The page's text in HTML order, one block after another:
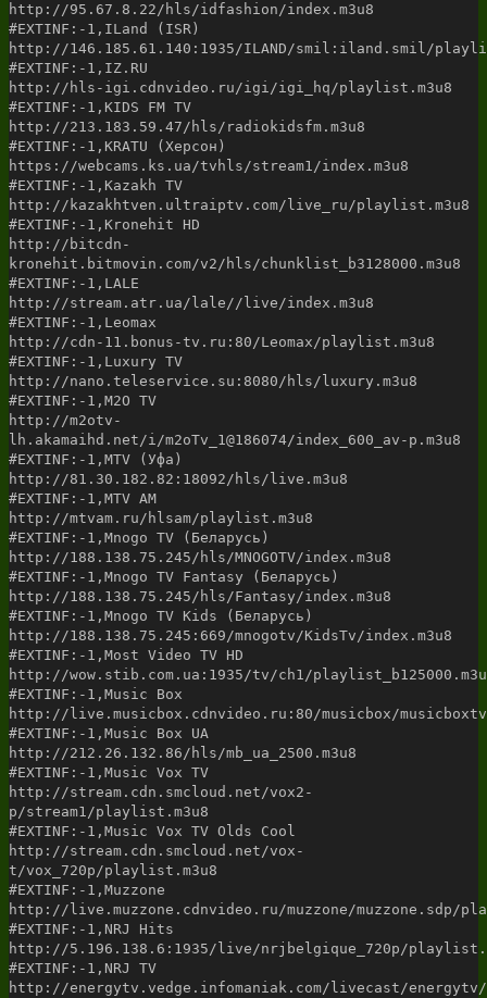
http://95.67.8.22/hls/idfashion/index.m3u8
#EXTINF:-1,ILand (ISR)
http://146.185.61.140:1935/ILAND/smil:iland.smil/
#EXTINF:-1,IZ.RU
http://hls-igi.cdnvideo.ru/igi/igi_hq/playlist.m3u8
#EXTINF:-1,KIDS FM TV
http://213.183.59.47/hls/radiokidsfm.m3u8
#EXTINF:-1,KRATU (Херсон)
https://webcams.ks.ua/tvhls/stream1/index.m3u8
#EXTINF:-1,Kazakh TV
http://kazakhtven.ultraiptv.com/live_ru/playlist.m3u8
#EXTINF:-1,Kronehit HD
http://bitcdn-
kronehit.bitmovin.com/v2/hls/chunklist_b3128000.m3u8
#EXTINF:-1,LALE
http://stream.atr.ua/lale//live/index.m3u8
#EXTINF:-1,Leomax
http://cdn-11.bonus-tv.ru:80/Leomax/playlist.m3u8
#EXTINF:-1,Luxury TV
http://nano.teleservice.su:8080/hls/luxury.m3u8
#EXTINF:-1,M2O TV
http://m2otv-
lh.akamaihd.net/i/m2oTv_1@186074/index_600_av-p.m3u8
#EXTINF:-1,MTV (Уфа)
http://81.30.182.82:18092/hls/live.m3u8
#EXTINF:-1,MTV AM
http://mtvam.ru/hlsam/playlist.m3u8
#EXTINF:-1,Mnogo TV (Беларусь)
http://188.138.75.245/hls/MNOGOTV/index.m3u8
#EXTINF:-1,Mnogo TV Fantasy (Беларусь)
http://188.138.75.245/hls/Fantasy/index.m3u8
#EXTINF:-1,Mnogo TV Kids (Беларусь)
http://188.138.75.245:669/mnogotv/KidsTv/index.m3u8
#EXTINF:-1,Most Video TV HD
http://wow.stib.com.ua:1935/tv/ch1/
#EXTINF:-1,Music Box
http://live.musicbox.cdnvideo.ru:80/musicbox/
#EXTINF:-1,Music Box UA
http://212.26.132.86/hls/mb_ua_2500.m3u8
#EXTINF:-1,Music Vox TV
http://stream.cdn.smcloud.net/vox2-
p/stream1/playlist.m3u8
#EXTINF:-1,Music Vox TV Olds Cool
http://stream.cdn.smcloud.net/vox-
t/vox_720p/playlist.m3u8
#EXTINF:-1,Muzzone
http://live.muzzone.cdnvideo.ru/muzzone/muzzone.sdp/
#EXTINF:-1,NRJ Hits
http://5.196.138.6:1935/live/nrjbelgique_720p/
#EXTINF:-1,NRJ TV
http://energytv.vedge.infomaniak.com/livecast/